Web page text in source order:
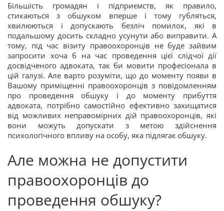
Більшість громадян і підприємств, як правило,
стикаються з обшуком вперше і тому губляться,
хвилюються і допускають безліч помилок, які в
подальшому досить складно усунути або виправити. А
тому, під час візиту правоохоронців не буде зайвим
запросити хоча б на час проведення цієї слідчої дії
досвідченого адвоката, так би мовити професіонала в
цій галузі. Але варто розуміти, що до моменту появи в
Вашому приміщенні правоохоронців з повідомленням
про проведення обшуку і до моменту прибуття
адвоката, потрібно самостійно ефективно захищатися
від можливих неправомірних дій правоохоронців, які
вони можуть допускати з метою здійснення
психологічного впливу на особу, яка підлягає обшуку.
Але можна не допустити
правоохоронців до
проведення обшуку?